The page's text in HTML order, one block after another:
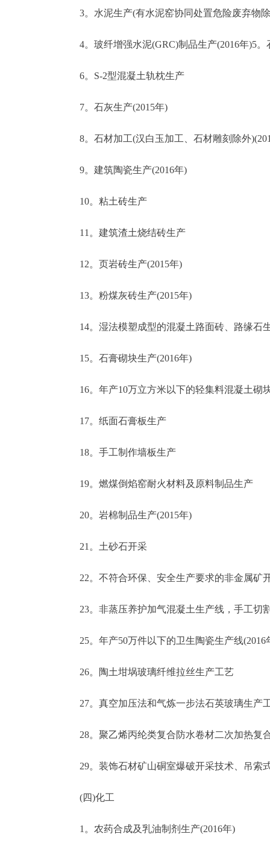
3。水泥生产(有水泥窑协同处置危险废弃物除
4。玻纤增强水泥(GRC)制品生产(2016年)5。
6。S-2型混凝土轨枕生产
7。石灰生产(2015年)
8。石材加工(汉白玉加工、石材雕刻除外
9。建筑陶瓷生产(2016年)
10。粘土砖生产
11。建筑渣土烧结砖生产
12。页岩砖生产(2015年)
13。粉煤灰砖生产(2015年)
14。湿法模塑成型的混凝土路面砖、路缘石
15。石膏砌块生产(2016年)
16。年产10万立方米以下的轻集料混凝土砌
17。纸面石膏板生产
18。手工制作墙板生产
19。燃煤倒焰窑耐火材料及原料制品生产
20。岩棉制品生产(2015年)
21。土砂石开采
22。不符合环保、安全生产要求的非金属矿
23。非蒸压养护加气混凝土生产线，手工切割
25。年产50万件以下的卫生陶瓷生产线(2016
26。陶土坩埚玻璃纤维拉丝生产工艺
27。真空加压法和气炼一步法石英玻璃生产
28。聚乙烯丙纶类复合防水卷材二次加热复
29。装饰石材矿山硐室爆破开采技术、吊索
(四)化工
1。农药合成及乳油制剂生产(2016年)